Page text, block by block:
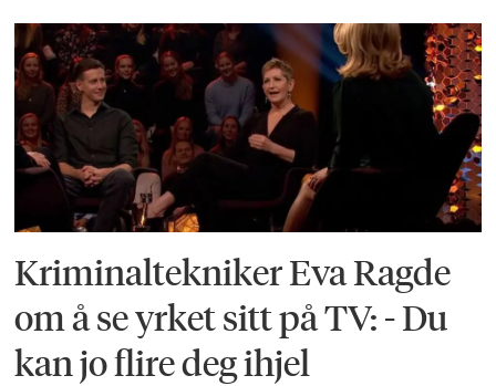
Kriminaltekniker Eva Ragde
om å se yrket sitt på TV: - Du
kan jo flire deg ihjel